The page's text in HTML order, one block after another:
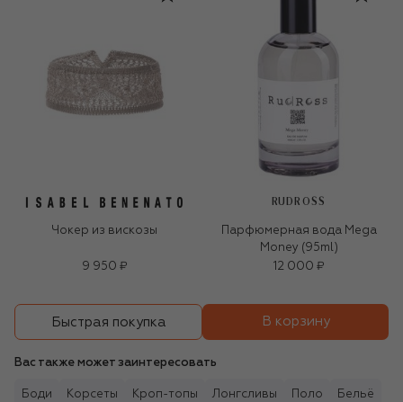
Чокер из вискозы
9 950 ₽
RUDROSS
Парфюмерная вода Mega
Money (95ml)
12 000 ₽
Быстрая покупка В корзину
Вас также может заинтересовать
Боди Корсеты Кроп-топы Лонгсливы Поло Бельё